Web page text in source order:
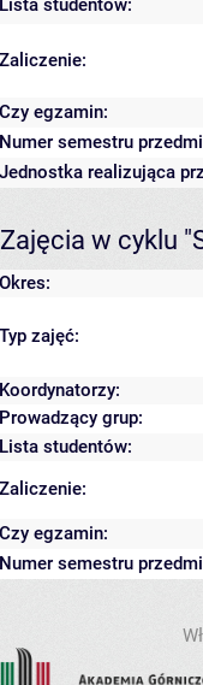
Lista studentów:
Zaliczenie:
Czy egzamin:
Numer semestru
Jednostka realizująca
Zajęcia w cyklu
Okres:
Typ zajęć:
Koordynatorzy:
Prowadzący grup:
Lista studentów:
Zaliczenie:
Czy egzamin:
Numer semestru